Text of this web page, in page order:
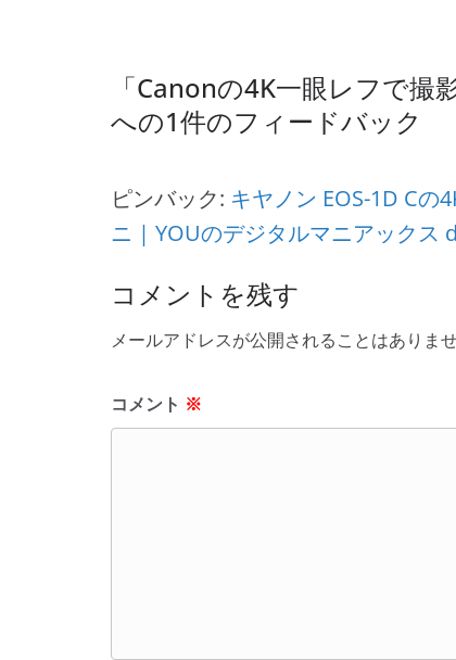
k
「Canonの4K一眼レフで撮
への1件のフィードバック
ピンバック: キヤノン EOS-1D Cの
ニ | YOUのデジタルマニアックス
コメントを残す
メールアドレスが公開されることはありませ
コメント ※